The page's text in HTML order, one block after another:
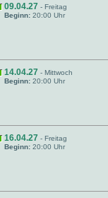
09.04.27 - Freitag
Beginn: 20:00 Uhr
14.04.27 - Mittwoch
Beginn: 20:00 Uhr
16.04.27 - Freitag
Beginn: 20:00 Uhr